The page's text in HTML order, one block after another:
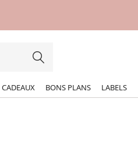
CADEAUX BONS PLANS LABELS